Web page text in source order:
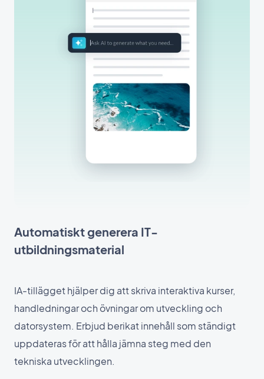
Automatiskt generera IT-
utbildningsmaterial
IA-tillägget hjälper dig att skriva interaktiva kurser,
handledningar och övningar om utveckling och
datorsystem. Erbjud berikat innehåll som ständigt
uppdateras för att hålla jämna steg med den
tekniska utvecklingen.